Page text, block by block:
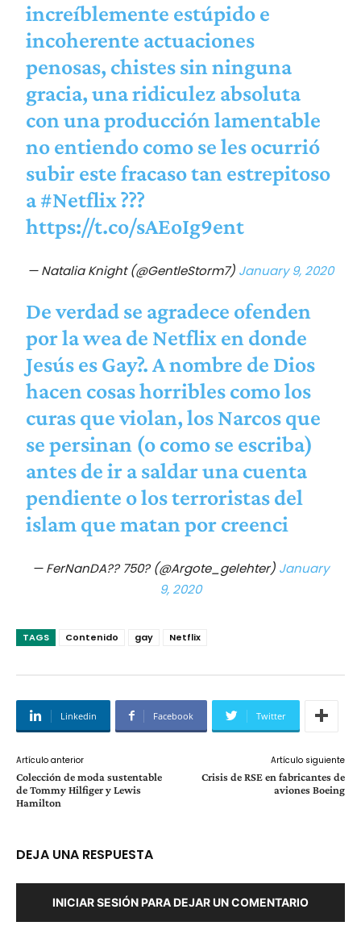
increíblemente estúpido e
incoherente actuaciones
penosas, chistes sin ninguna
gracia, una ridiculez absoluta
con una producción lamentable
no entiendo como se les ocurrió
subir este fracaso tan estrepitoso
a#Netflix??️‍?
https://t.co/sAEoIg9ent
— Natalia Knight (@GentleStorm7) January 9, 2020
De verdad se agradece ofenden
por la wea de Netflix en donde
Jesús es Gay?. A nombre de Dios
hacen cosas horribles como los
curas que violan, los Narcos que
se persinan (o como se escriba)
antes de ir a saldar una cuenta
pendiente o los terroristas del
islam que matan por creenci
— FerNanDA?? 750? (@Argote_gelehter) January
9, 2020
TAGS Contenido gay Netflix
Linkedin Facebook Twitter
Artículo anterior
Colección de moda sustentable
de Tommy Hilfiger y Lewis
Hamilton
Artículo siguiente
Crisis de RSE en fabricantes de
aviones Boeing
DEJA UNA RESPUESTA
INICIAR SESIÓN PARA DEJAR UN COMENTARIO